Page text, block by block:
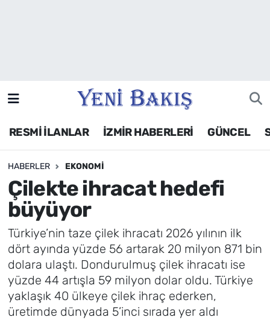
RESMİ İLANLAR İZMİR HABERLERİ GÜNCEL
HABERLER EKONOMI
Çilekte ihracat hedefi
büyüyor
Türkiye’nin taze çilek ihracatı 2026 yılının ilk
dört ayında yüzde 56 artarak 20 milyon 871 bin
dolara ulaştı. Dondurulmuş çilek ihracatı ise
yüzde 44 artışla 59 milyon dolar oldu. Türkiye
yaklaşık 40 ülkeye çilek ihraç ederken,
üretimde dünyada 5’inci sırada yer aldı
Siyaset
Asayiş / Polis-Adliye
Spor
Magazin
Foto Galeri
Künye